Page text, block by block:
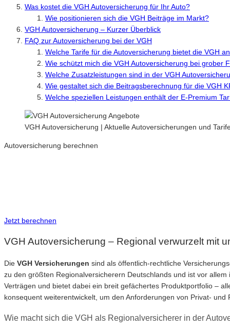
Was kostet die VGH Autoversicherung für Ihr Auto?
Wie positionieren sich die VGH Beiträge im Markt?
VGH Autoversicherung – Kurzer Überblick
FAQ zur Autoversicherung bei der VGH
Welche Tarife für die Autoversicherung bietet die VGH
Wie schützt mich die VGH Autoversicherung bei grober
Welche Zusatzleistungen sind in der VGH
Wie gestaltet sich die Beitragsberechnung für die VGH
Welche speziellen Leistungen enthält der E-Premium
VGH Autoversicherung | Aktuelle Autoversicherungen und
Autoversicherung berechnen
Jetzt berechnen
VGH Autoversicherung – Regional verwurzelt mit
Die VGH Versicherungen sind als öffentlich-rechtliche
zu den größten Regionalversicherern Deutschlands und ist vor
Verträgen und bietet dabei ein breit gefächertes Produktportfolio –
konsequent weiterentwickelt, um den Anforderungen von Privat-
Wie macht sich die VGH als Regionalversicherer in der